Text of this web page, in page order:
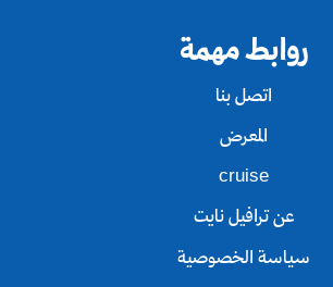
روابط مهمة
اتصل بنا
المعرض
cruise
عن ترافيل نايت
سياسة الخصوصية